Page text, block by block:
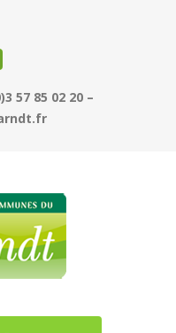
57 85 02 20 –